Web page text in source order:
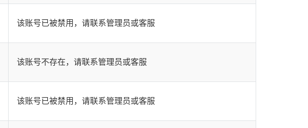
该账号已被禁用，请联系管理员或客服
该账号不存在，请联系管理员或客服
该账号已被禁用，请联系管理员或客服